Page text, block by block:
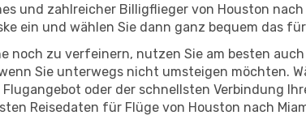
und zahlreicher Billigflieger von Houston
ein und wählen Sie dann ganz bequem das
noch zu verfeinern, nutzen Sie am besten
Sie unterwegs nicht umsteigen möchten.
oder der schnellsten Verbindung
Reisedaten für Flüge von Houston nach